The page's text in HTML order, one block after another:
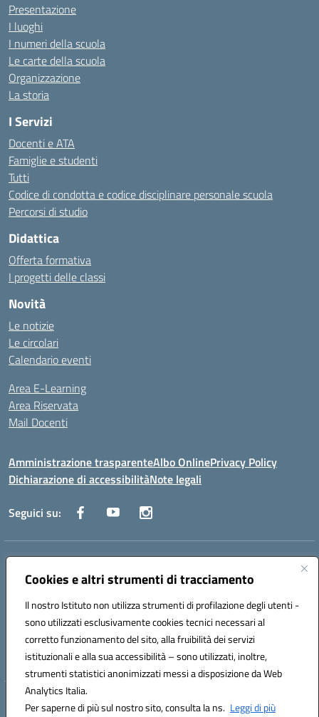
Cookies e altri strumenti di tracciamento
Il nostro Istituto non utilizza strumenti di profilazione degli utenti -
sono utilizzati esclusivamente cookies tecnici necessari al
corretto funzionamento del sito, alla fruibilità dei servizi
istituzionali e alla sua accessibilità – sono utilizzati, inoltre,
strumenti statistici anonimizzati messi a disposizione da Web
Analytics Italia.
Per saperne di più sul nostro sito, consulta la ns. Leggi di più
Presentazione
I luoghi
I numeri della scuola
Le carte della scuola
Organizzazione
La storia
I Servizi
Docenti e ATA
Famiglie e studenti
Tutti
Codice di condotta e codice disciplinare personale scuola
Percorsi di studio
Didattica
Offerta formativa
I progetti delle classi
Novità
Le notizie
Le circolari
Calendario eventi
Area E-Learning
Area Riservata
Mail Docenti
Amministrazione trasparenteAlbo OnlinePrivacy Policy
Dichiarazione di accessibilitàNote legali
Seguici su:
Indirizzo:
Centralino:0885 417864 Email:fgpc180008@istruzione.it
Codice fiscale: 90043150714
Codice meccanografico:
FGPC180008
Codice Indice delle Pubbliche Amministrazioni (IPA): lzcc
Hosting & Powered by 3D Solution S.r.l.